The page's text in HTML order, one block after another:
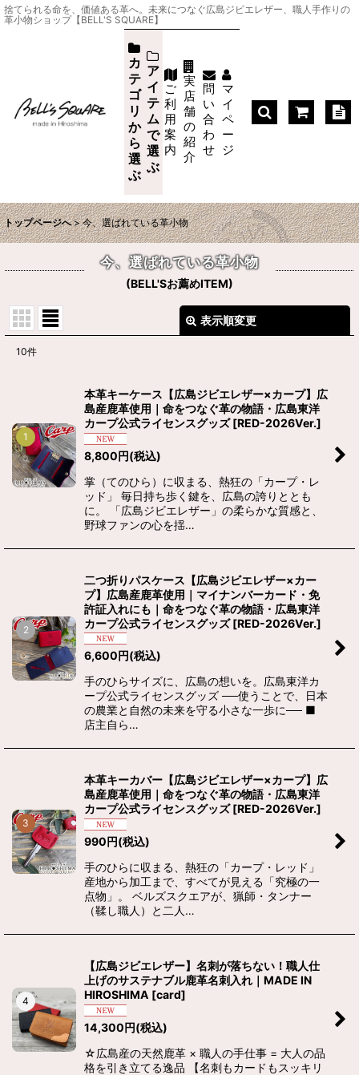
捨てられる命を、価値ある革へ。未来につなぐ広島ジビエレザー、職人手作りの
革小物ショップ【BELL'S SQUARE】
カ
テ
ゴ
リ
か
ら
選
ぶ
ア
イ
テ
ム
で
選
ぶ
ご
利
用
案
内
実
店
舗
の
紹
介
問
い
合
わ
せ
マ
イ
ペ
ー
ジ
トップページへ > 今、選ばれている革小物
今、選ばれている革小物
(BELL'Sお薦めITEM)
表示順変更
絞り込む
10件
1
本革キーケース【広島ジビエレザー×カープ】広
島産鹿革使用｜命をつなぐ革の物語・広島東洋
カープ公式ライセンスグッズ [RED-2026Ver.]
8,800円(税込)
掌（てのひら）に収まる、熱狂の「カープ・レ
ッド」 毎日持ち歩く鍵を、広島の誇りととも
に。 「広島ジビエレザー」の柔らかな質感と、
野球ファンの心を揺…
2
二つ折りパスケース【広島ジビエレザー×カー
プ】広島産鹿革使用｜マイナンバーカード・免
許証入れにも｜命をつなぐ革の物語・広島東洋
カープ公式ライセンスグッズ [RED-2026Ver.]
6,600円(税込)
手のひらサイズに、広島の想いを。広島東洋カ
ープ公式ライセンスグッズ ──使うことで、日本
の農業と自然の未来を守る小さな一歩に── ■
店主自ら…
3
本革キーカバー【広島ジビエレザー×カープ】広
島産鹿革使用｜命をつなぐ革の物語・広島東洋
カープ公式ライセンスグッズ [RED-2026Ver.]
990円(税込)
手のひらに収まる、熱狂の「カープ・レッド」
産地から加工まで、すべてが見える「究極の一
点物」。 ベルズスクエアが、猟師・タンナー
（鞣し職人）と二人…
4
【広島ジビエレザー】名刺が落ちない！職人仕
上げのサステナブル鹿革名刺入れ｜MADE IN
HIROSHIMA [card]
14,300円(税込)
☆広島産の天然鹿革 × 職人の手仕事 = 大人の品
格を引き立てる逸品 【名刺もカードもスッキリ